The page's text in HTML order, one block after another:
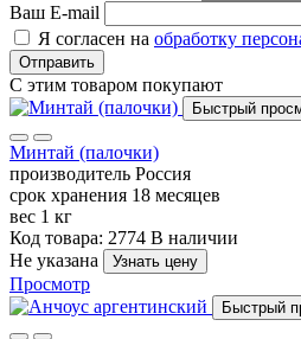
Ваш E-mail
Я согласен на обработку
Отправить
С этим товаром покупают
Быстрый
Минтай (палочки)
производитель Россия
срок хранения 18 месяцев
вес 1 кг
Код товара: 2774 В наличии
Не указана
Узнать цену
Просмотр
Быстрый